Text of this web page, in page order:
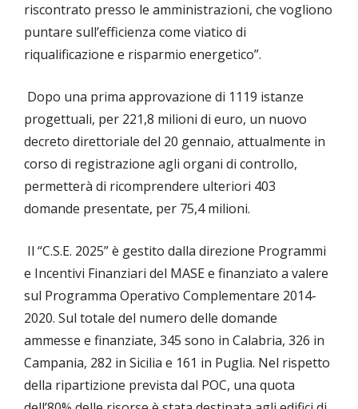
riscontrato presso le amministrazioni, che vogliono
puntare sull’efficienza come viatico di
riqualificazione e risparmio energetico”.
Dopo una prima approvazione di 1119 istanze
progettuali, per 221,8 milioni di euro, un nuovo
decreto direttoriale del 20 gennaio, attualmente in
corso di registrazione agli organi di controllo,
permetterà di ricomprendere ulteriori 403
domande presentate, per 75,4 milioni.
Il “C.S.E. 2025” è gestito dalla direzione Programmi
e Incentivi Finanziari del MASE e finanziato a valere
sul Programma Operativo Complementare 2014-
2020. Sul totale del numero delle domande
ammesse e finanziate, 345 sono in Calabria, 326 in
Campania, 282 in Sicilia e 161 in Puglia. Nel rispetto
della ripartizione prevista dal POC, una quota